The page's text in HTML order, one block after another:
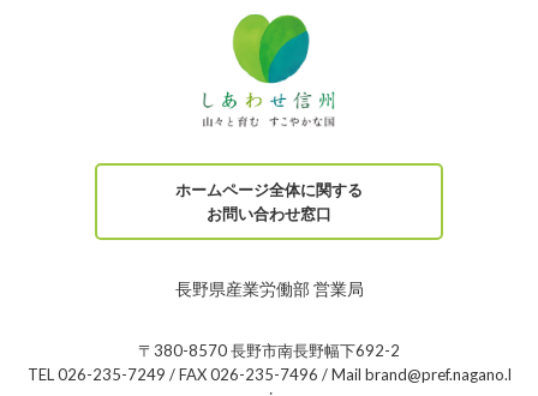
ホームページ全体に関する
お問い合わせ窓口
長野県産業労働部 営業局
〒380-8570 長野市南長野幅下692-2
TEL 026-235-7249 / FAX 026-235-7496 / Mail brand@pref.nagano.l